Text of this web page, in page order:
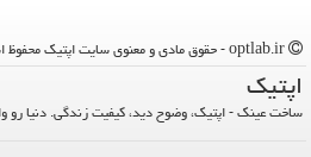
اپتیك
ساخت عینک - اپتیک، وضوح دید، کیفیت زندگی. دنیا رو